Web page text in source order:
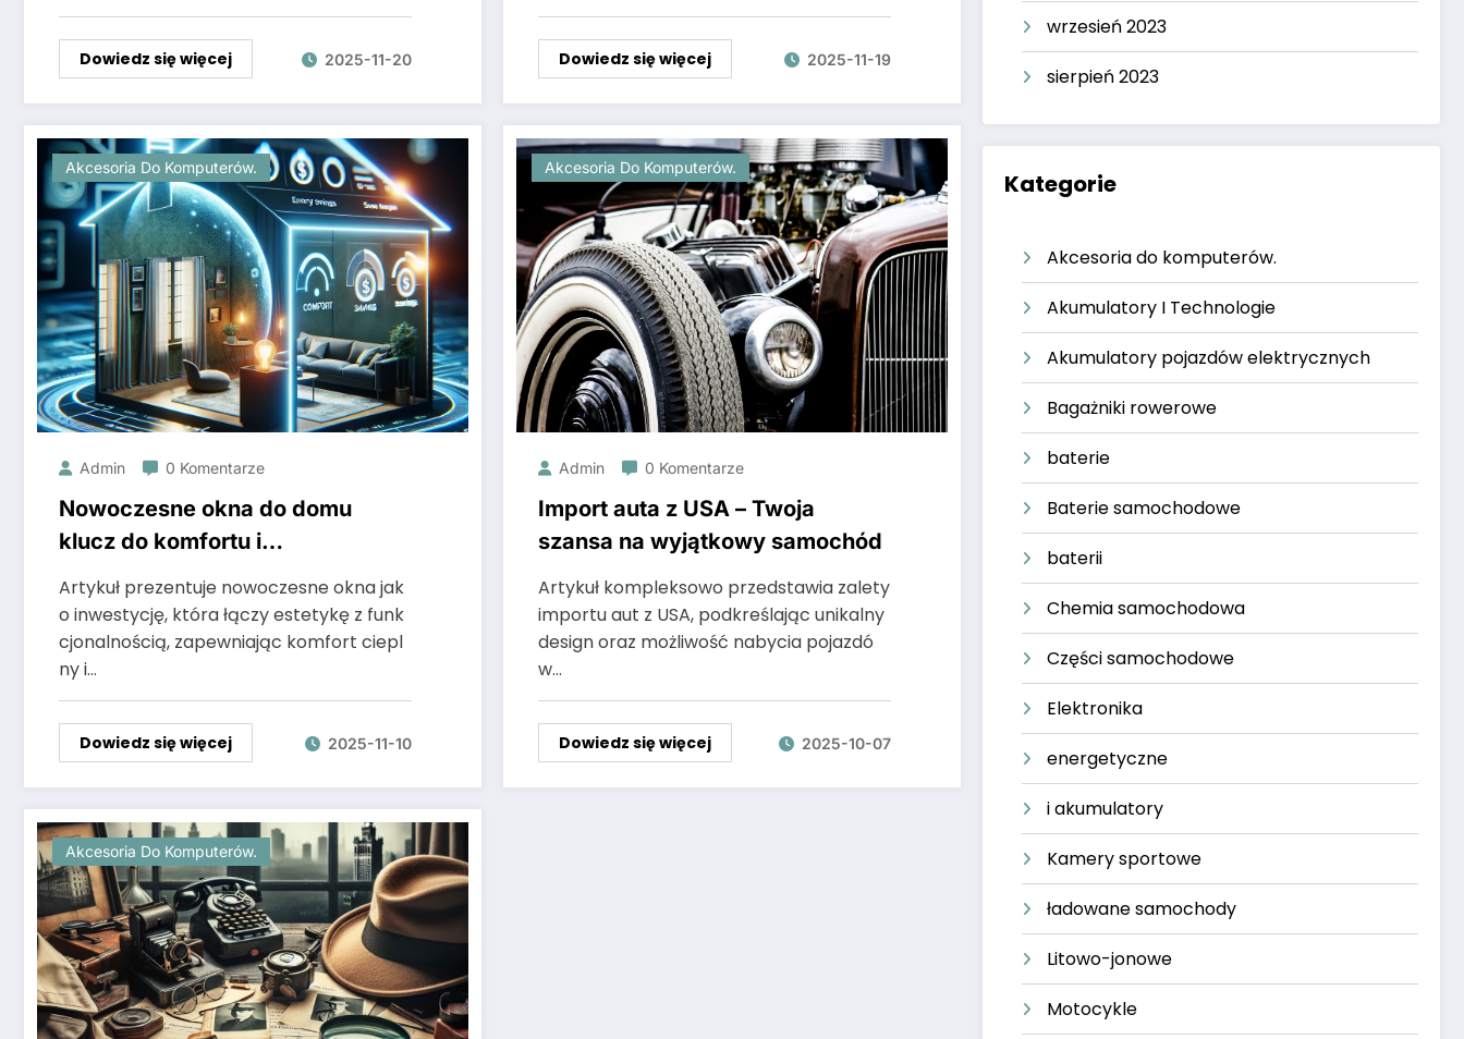
Dowiedz się więcej 2025-11-20 Dowiedz się więcej 2025-11-19
Akcesoria Do Komputerów.
Admin 0 Komentarze
Nowoczesne okna do domu
klucz do komfortu i
oszczędności
Artykuł prezentuje nowoczesne okna jak
o inwestycję, która łączy estetykę z funk
cjonalnością, zapewniając komfort ciepl
ny i…
Dowiedz się więcej 2025-11-10
Akcesoria Do Komputerów.
Admin 0 Komentarze
Import auta z USA – Twoja
szansa na wyjątkowy samochód
Artykuł kompleksowo przedstawia zalety
importu aut z USA, podkreślając unikalny
design oraz możliwość nabycia pojazdó
w…
Dowiedz się więcej 2025-10-07
Akcesoria Do Komputerów.
wrzesień 2023
sierpień 2023
Kategorie
Akcesoria do komputerów.
Akumulatory I Technologie
Akumulatory pojazdów elektrycznych
Bagażniki rowerowe
baterie
Baterie samochodowe
baterii
Chemia samochodowa
Części samochodowe
Elektronika
energetyczne
i akumulatory
Kamery sportowe
ładowane samochody
Litowo-jonowe
Motocykle